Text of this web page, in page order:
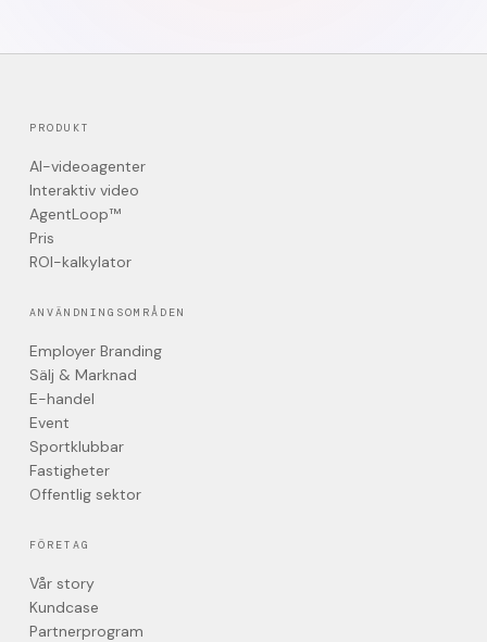
PRODUKT
AI-videoagenter
Interaktiv video
AgentLoop™
Pris
ROI-kalkylator
ANVÄNDNINGSOMRÅDEN
Employer Branding
Sälj & Marknad
E-handel
Event
Sportklubbar
Fastigheter
Offentlig sektor
FÖRETAG
Vår story
Kundcase
Partnerprogram